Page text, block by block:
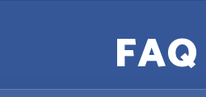
FAQ